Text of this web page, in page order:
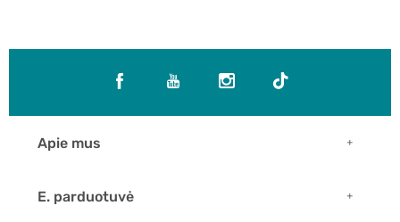
Apie mus
E. parduotuvė